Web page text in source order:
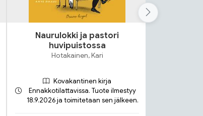
Naurulokki ja pastori
huvipuistossa
Hotakainen, Kari
Kovakantinen kirja
Ennakkotilattavissa. Tuote ilmestyy
18.9.2026 ja toimitetaan sen jälkeen.